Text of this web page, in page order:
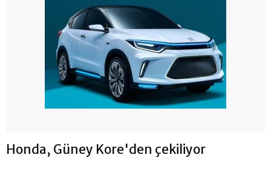
Honda, Güney Kore'den çekiliyor